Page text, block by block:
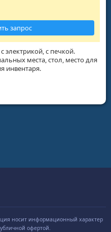
электрикой, с печкой.
места, стол, место для
инвентаря.
запрос
носит информационный характер
офертой.